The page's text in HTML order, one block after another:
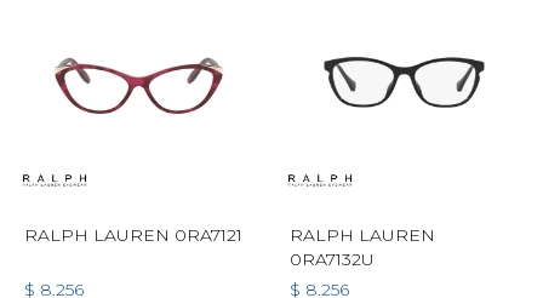
RALPH LAUREN 0RA7121
$ 8.256
RALPH LAUREN
0RA7132U
$ 8.256